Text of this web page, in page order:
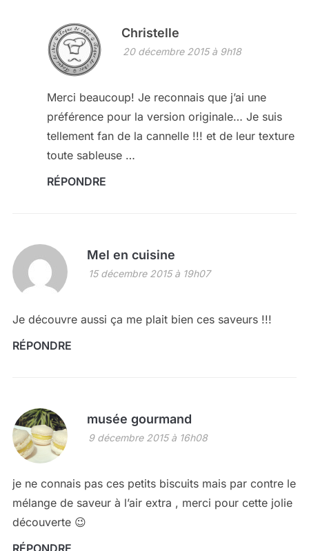
Christelle
20 décembre 2015 à 9h18
Merci beaucoup! Je reconnais que j’ai une
préférence pour la version originale… Je suis
tellement fan de la cannelle !!! et de leur texture
toute sableuse …
RÉPONDRE
Mel en cuisine
15 décembre 2015 à 19h07
Je découvre aussi ça me plait bien ces saveurs !!!
RÉPONDRE
musée gourmand
9 décembre 2015 à 16h08
je ne connais pas ces petits biscuits mais par contre le
mélange de saveur à l’air extra , merci pour cette jolie
découverte 😉